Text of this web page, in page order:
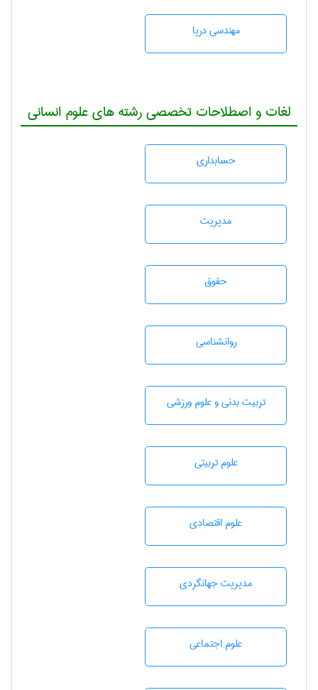
مهندسی دریا
لغات و اصطلاحات تخصصی رشته های علوم انسانی
حسابداری
مديريت
حقوق
روانشناسی
تربيت بدنی و علوم ورزشی
علوم تربيتی
علوم اقتصادی
مديريت جهانگردی
علوم اجتماعی